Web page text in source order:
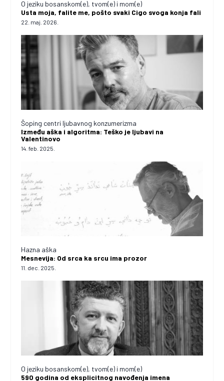
O jeziku bosanskom(e), tvom(e) i mom(e)
Usta moja, falite me, pošto svaki Cigo svoga konja fali
22. maj. 2026.
Šoping centri ljubavnog konzumerizma
Između aška i algoritma: Teško je ljubavi na
Valentinovo
14. feb. 2025.
Hazna aška
Mesnevija: Od srca ka srcu ima prozor
11. dec. 2025.
O jeziku bosanskom(e), tvom(e) i mom(e)
590 godina od eksplicitnog navođenja imena